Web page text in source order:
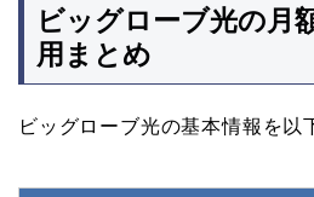
ビッグローブ光の月
用まとめ
ビッグローブ光の基本情報を以